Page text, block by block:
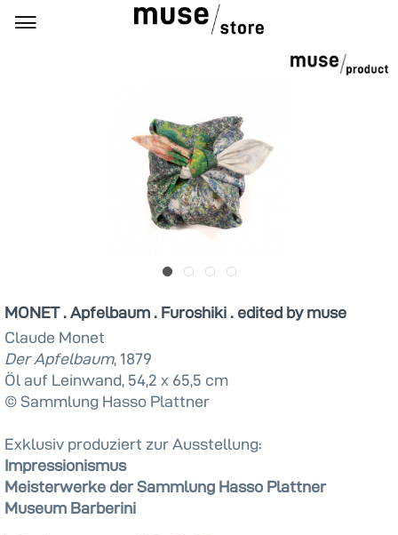
MONET . Apfelbaum . Furoshiki . edited by muse
Claude Monet
Der Apfelbaum, 1879
Öl auf Leinwand, 54,2 x 65,5 cm
© Sammlung Hasso Plattner
Exklusiv produziert zur Ausstellung:
Impressionismus
Meisterwerke der Sammlung Hasso Plattner
Museum Barberini